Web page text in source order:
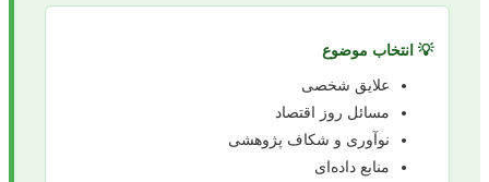
💡 انتخاب موضوع
علایق شخصی
مسائل روز اقتصاد
نوآوری و شکاف پژوهشی
منابع داده‌ای